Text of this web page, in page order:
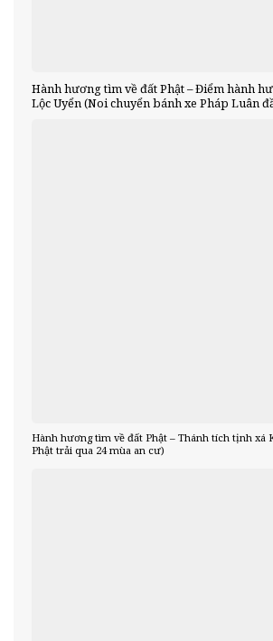
Hành hương tìm về đất Phật – Điểm hành
Lộc Uyển (Noi chuyển bánh xe Pháp Luân
Hành hương tìm về đất Phật – Thánh tích tịnh xá
Phật trải qua 24 mùa an cư)